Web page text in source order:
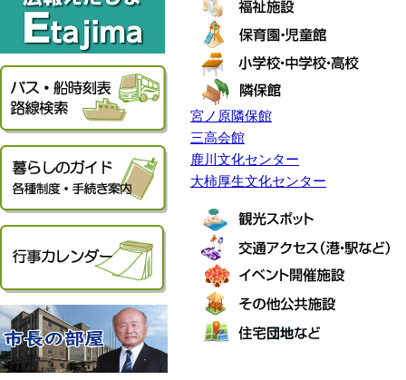
宮ノ原隣保館
三高会館
鹿川文化センター
大柿厚生文化センター